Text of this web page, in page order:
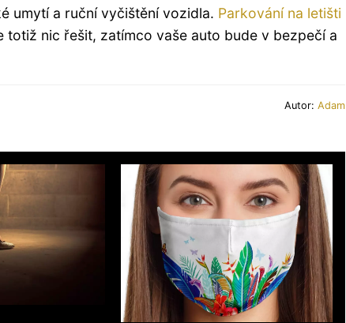
umytí a ruční vyčištění vozidla. Parkování na letišti
nic řešit, zatímco vaše auto bude v bezpečí a
Autor: Adam